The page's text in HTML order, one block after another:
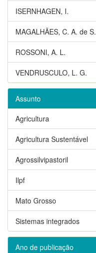
ISERNHAGEN, I.
MAGALHÃES, C. A. de S.
ROSSONI, A. L.
VENDRUSCULO, L. G.
Assunto
Agricultura
Agricultura Sustentável
Agrossilvipastoril
Ilpf
Mato Grosso
Sistemas integrados
Ano de publicação